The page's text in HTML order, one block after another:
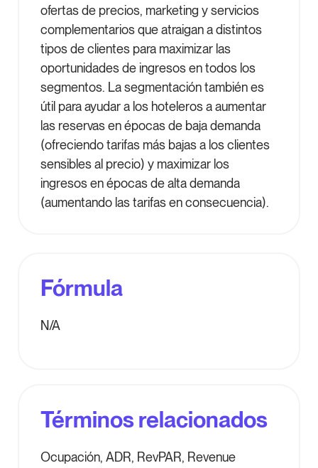
ofertas de precios, marketing y servicios
complementarios que atraigan a distintos
tipos de clientes para maximizar las
oportunidades de ingresos en todos los
segmentos. La segmentación también es
útil para ayudar a los hoteleros a aumentar
las reservas en épocas de baja demanda
(ofreciendo tarifas más bajas a los clientes
sensibles al precio) y maximizar los
ingresos en épocas de alta demanda
(aumentando las tarifas en consecuencia).
Fórmula
N/A
Términos relacionados
Ocupación, ADR, RevPAR, Revenue